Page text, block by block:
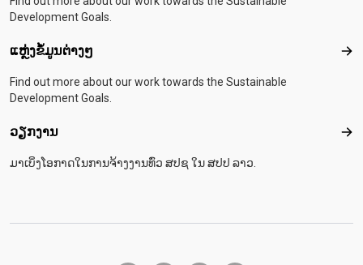
Development Goals.
ແຫຼ່ງຂໍ້ມູນຕ່າງໆ ແຫຼ່
Find out more about our work towards the Sustainable
Development Goals.
ວຽກງານ ວຽ
ມາເບິ່ງໂອກາດໃນການຈ້າງງານທົ່ວ ສປຊ ໃນ ສປປ ລາວ.